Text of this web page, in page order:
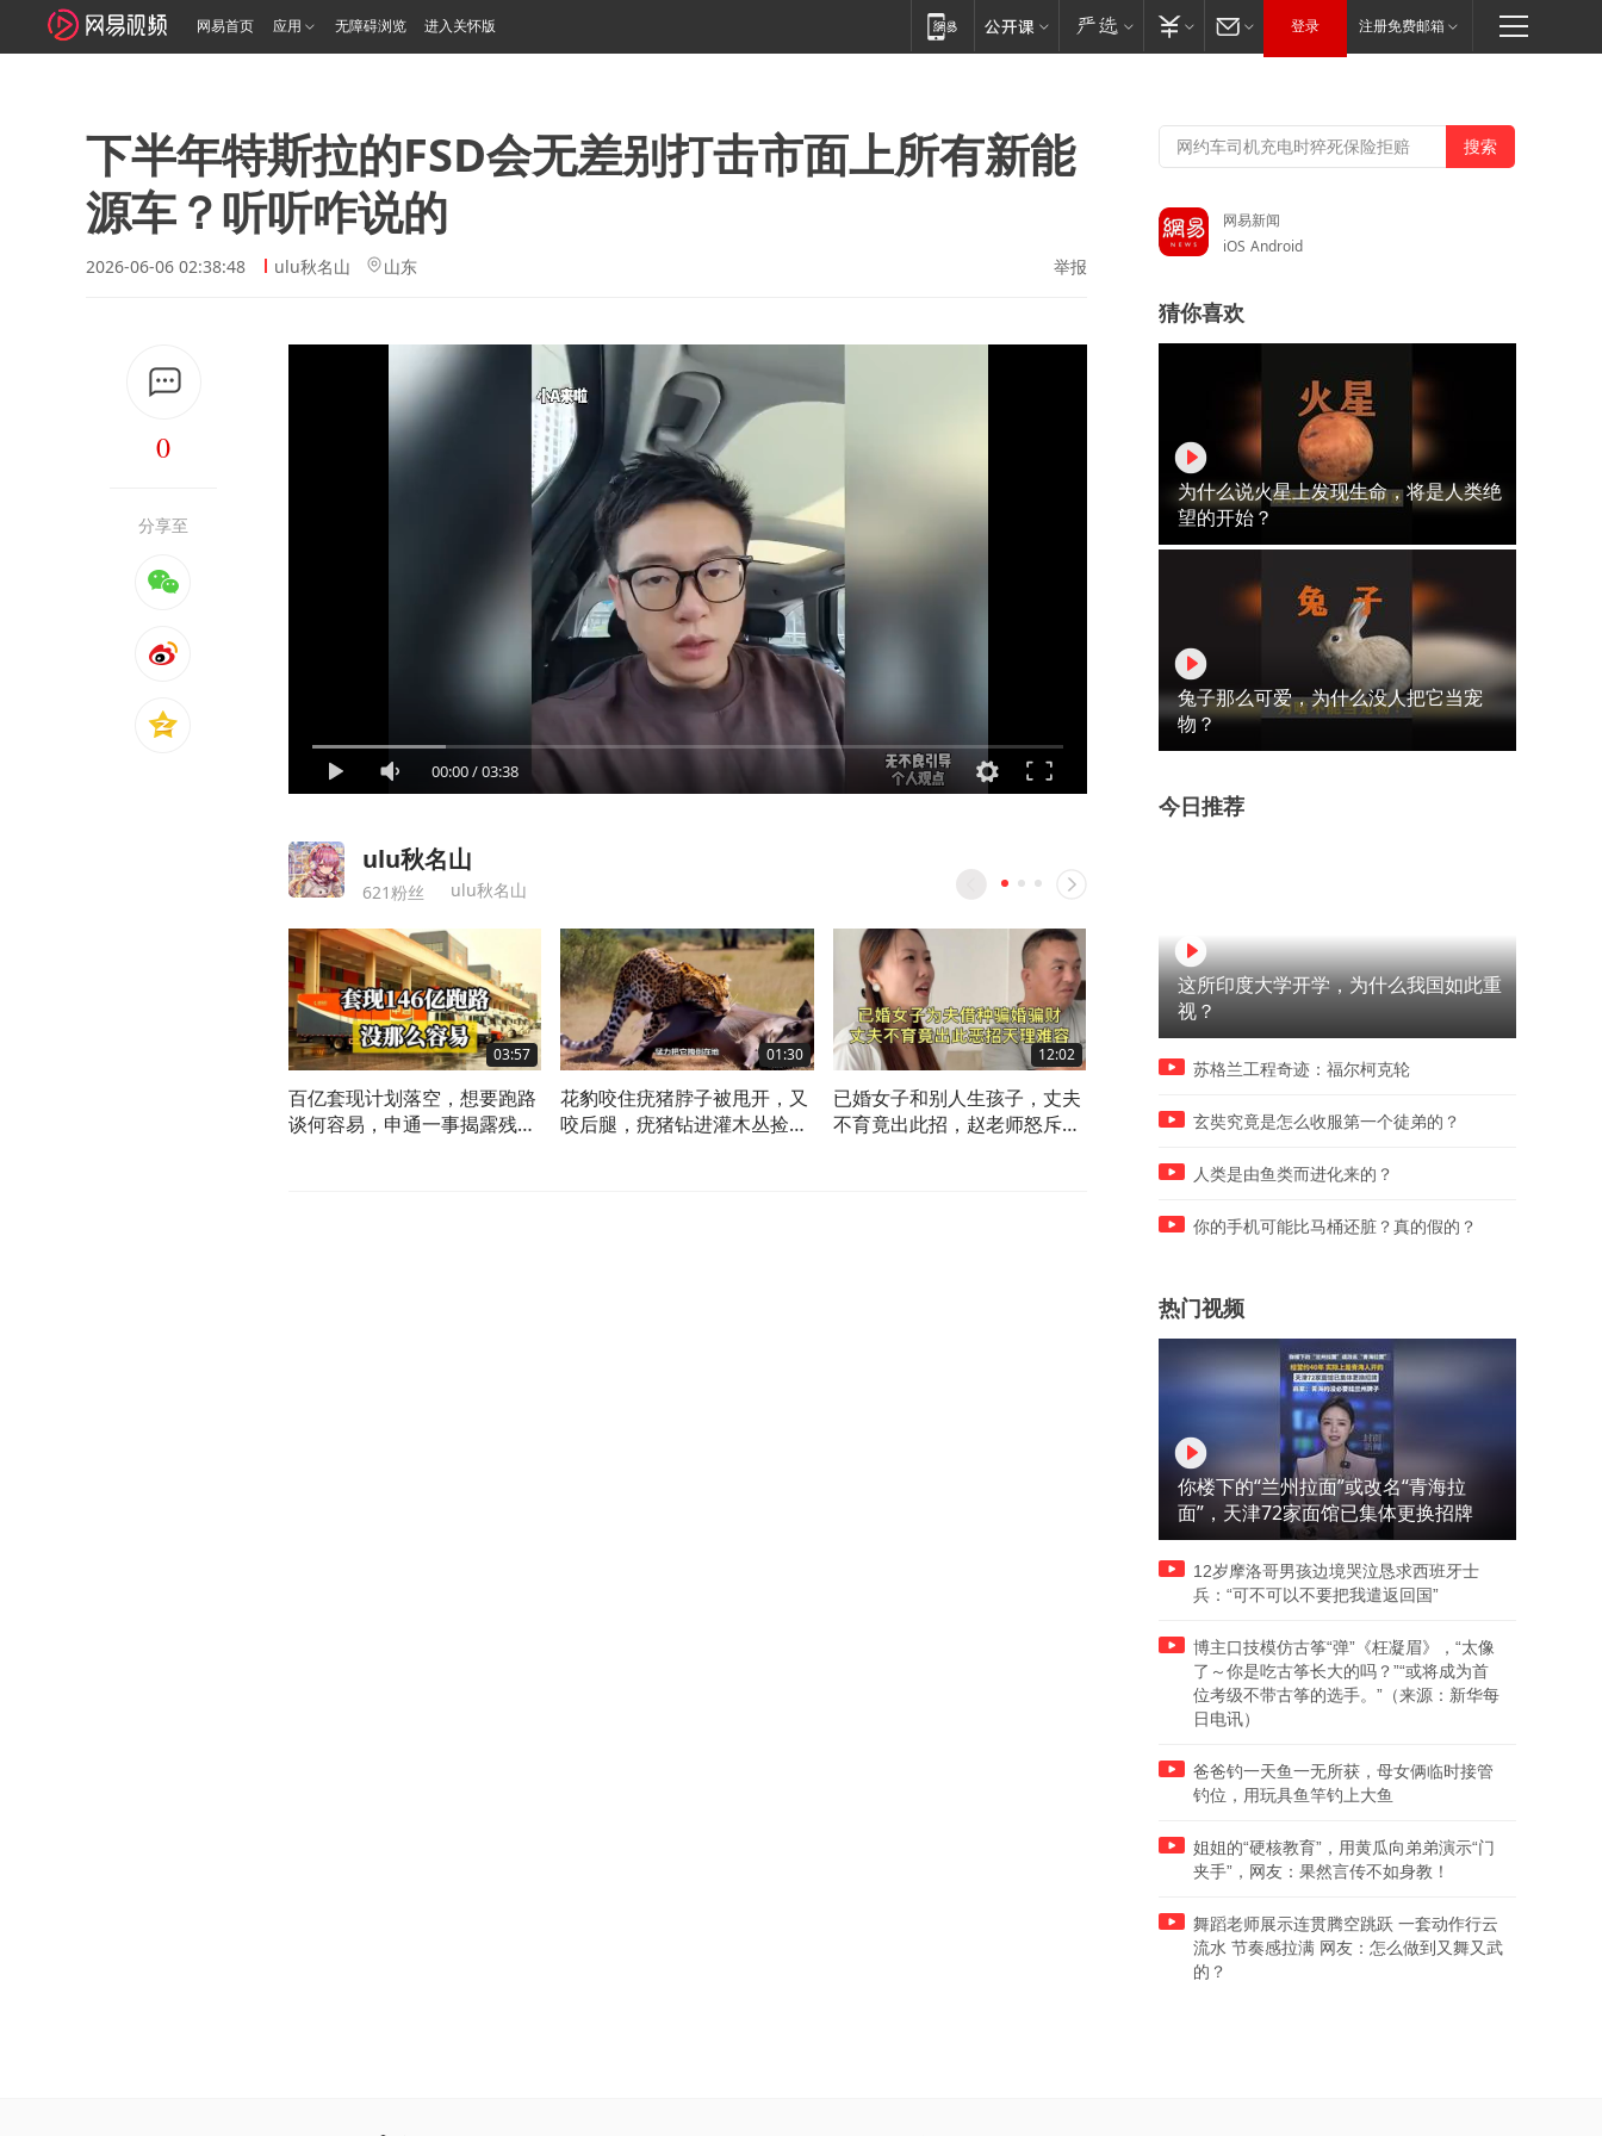
网易首页 应用 无障碍浏览 进入关怀版 登录 注册免费邮箱
下半年特斯拉的FSD会无差别打击市面上所有新能
源车？听听咋说的
2026-06-06 02:38:48 ulu秋名山 山东 举报
0
分享至
00:00/03:38
ulu秋名山
621粉丝 ulu秋名山
03:57
百亿套现计划落空，想要跑路
谈何容易，申通一事揭露残酷
01:30
花豹咬住疣猪脖子被甩开，又
咬后腿，疣猪钻进灌木丛捡回
12:02
已婚女子和别人生孩子，丈夫
不育竟出此招，赵老师怒斥天
疯狂付出53w
子，怎料丈夫死后却蹦出个
网易新闻
iOS Android
猜你喜欢
为什么说火星上发现生命，将是人类绝
望的开始？
兔子那么可爱，为什么没人把它当宠
物？
今日推荐
这所印度大学开学，为什么我国如此重
视？
苏格兰工程奇迹：福尔柯克轮
玄奘究竟是怎么收服第一个徒弟的？
人类是由鱼类而进化来的？
你的手机可能比马桶还脏？真的假的？
热门视频
你楼下的“兰州拉面”或改名“青海拉
面”，天津72家面馆已集体更换招牌
12岁摩洛哥男孩边境哭泣恳求西班牙士
兵：“可不可以不要把我遣返回国”
博主口技模仿古筝“弹”《枉凝眉》，“太像
了～你是吃古筝长大的吗？”“或将成为首
位考级不带古筝的选手。”（来源：新华每
日电讯）
爸爸钓一天鱼一无所获，母女俩临时接管
钓位，用玩具鱼竿钓上大鱼
姐姐的“硬核教育”，用黄瓜向弟弟演示“门
夹手”，网友：果然言传不如身教！
舞蹈老师展示连贯腾空跳跃 一套动作行云
流水 节奏感拉满 网友：怎么做到又舞又武
的？